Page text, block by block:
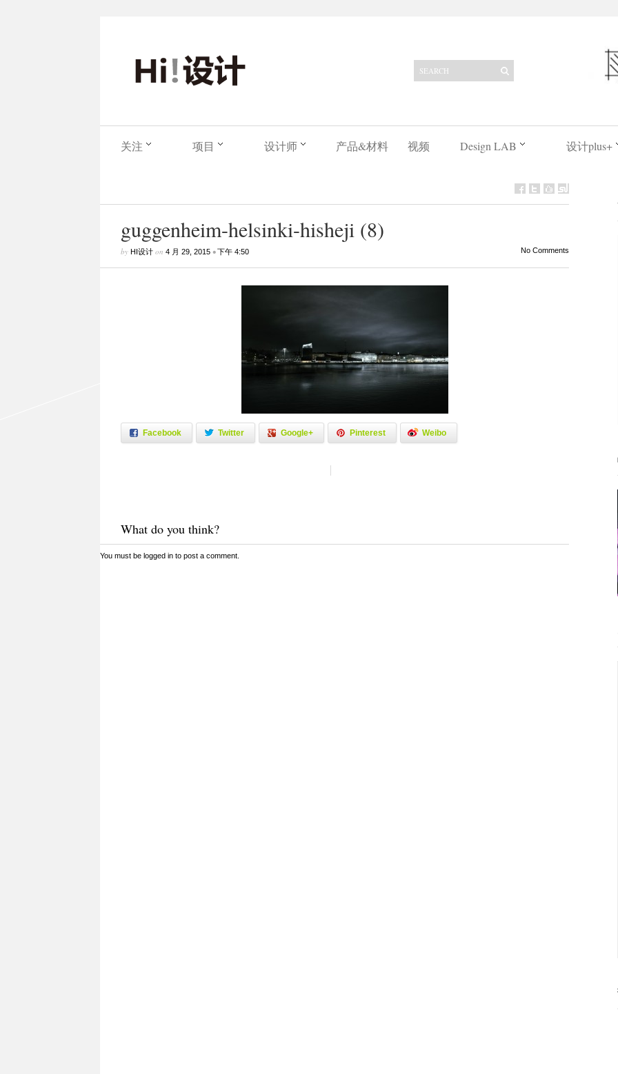
关注 项目 设计师 产品&材料 视频 Design LAB 设计plus+
guggenheim-helsinki-hisheji (8)
by HI设计on 4 月 29, 2015•下午 4:50 No Comments
Facebook Twitter Google+ Pinterest Weibo
What do you think?
You must be logged into post a comment.